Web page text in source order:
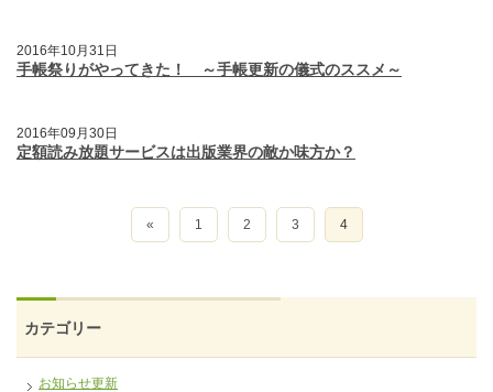
カテゴリー
お知らせ更新
2016年10月31日
手帳祭りがやってきた！ ～手帳更新の儀式のススメ～
2016年09月30日
定額読み放題サービスは出版業界の敵か味方か？
« 1 2 3 4